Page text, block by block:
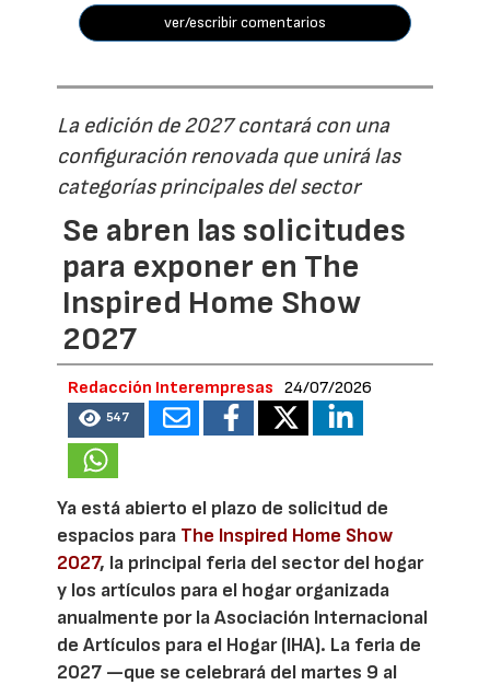
ver/escribir comentarios
La edición de 2027 contará con una
configuración renovada que unirá las
categorías principales del sector
Se abren las solicitudes
para exponer en The
Inspired Home Show
2027
Redacción Interempresas 24/07/2026
547
Ya está abierto el plazo de solicitud de
espacios para The Inspired Home Show
2027, la principal feria del sector del hogar
y los artículos para el hogar organizada
anualmente por la Asociación Internacional
de Artículos para el Hogar (IHA). La feria de
2027 —que se celebrará del martes 9 al